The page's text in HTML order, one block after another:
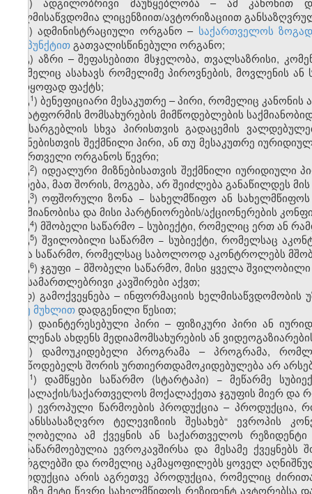
ხელმისაწვდომია ლიცენზიით/ავტორიზაციით
ბ) ადმინისტრაციული ორგანო – საქართველოს
ქვეპუნქტითგათვალისწინებული ორგანო;
გ) აზრი – შეფასებითი მსჯელობა, თვალსაზრისი,
რომელიც ასახავს რომელიმე პიროვნების, მოვლენის
უარყოფად ფაქტს;
გ​1) ბენეფიციარი მესაკუთრე – პირი, რომელიც კანონის
პლატფორმის მომსახურების მიმწოდებლების
ამ სარგებლის სხვა პირისთვის გადაცემის
მიზნებისთვის შექმნილი პირი, ან თუ მესაკუთრე
მმართველი ორგანოს წევრი;
გ​2) იდეალური მიზნებისათვის შექმნილი იურიდიული
ქონება, მათ შორის, მოგება, არ შეიძლება განაწილდეს
გ​3) ოფშორული ზონა − სახელმწიფო ან
საქმიანობისა და მისი პარტნიორების/აქციონერების
გ​4) მშობელი საწარმო − სუბიექტი, რომელიც ერთ ან
გ​5) შვილობილი საწარმო − სუბიექტი, რომელსაც
სხვა საწარმო, რომელსაც საბოლოოდ აკონტროლებს
გ​6) ჯგუფი − მშობელი საწარმო, მისი ყველა
და სამართლებრივი კავშირები აქვთ;
დ) გამოქვეყნება – ინფორმაციის
56-ე მუხლითდადგენილი წესით;
ე) დაინტერესებული პირი – ფიზიკური პირი ან
გავლენას ახდენს მედიამომსახურების ან
ვ) დამოუკიდებელი პროგრამა – პროგრამა,
მიმწოდებელს შორის ურთიერთდამოკიდებულება არ
​1) დამწყები საწარმო (სტარტაპი) − მეწარმე
მოქალაქის/საქართველოს მოქალაქეთა ჯგუფის მიერ და
ზ) ევროპული წარმოების პროდუქცია – პროდუქცია,
„ტრანსსასაზღვრო ტელევიზიის შესახებ“
მფლობელია ამ ქვეყნის ან საქართველოს
თანაწარმოებულია ევროკავშირსა და მესამე
ფარგლებში და რომელიც აკმაყოფილებს ყოველ
პროდუქცია არის აგრეთვე პროდუქცია, რომელიც
ერთზე მეტი წევრი სახელმწიფოს რეზიდენტ